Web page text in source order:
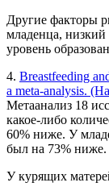
Другие факторы
младенца,
уровень
4. Breastfeeding
a meta-analysis.
Метаанализ 18
какое-либо
60% ниже. У
был на 73% ниже.
У курящих